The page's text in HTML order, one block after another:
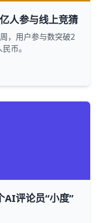
人参与线上竞猜
，用户参与数突破2
币。
AI评论员“小度”